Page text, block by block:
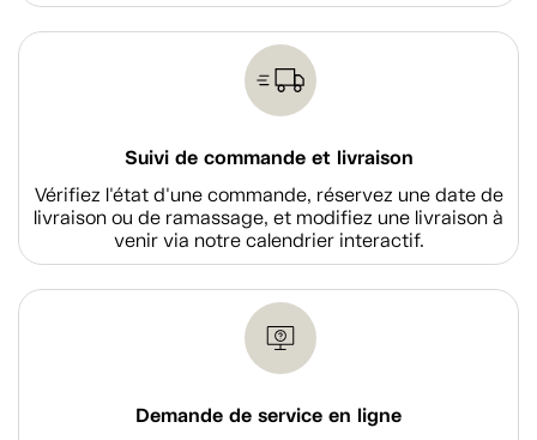
Suivi de commande et livraison
Vérifiez l'état d'une commande, réservez une date de
livraison ou de ramassage, et modifiez une livraison à
venir via notre calendrier interactif.
Demande de service en ligne